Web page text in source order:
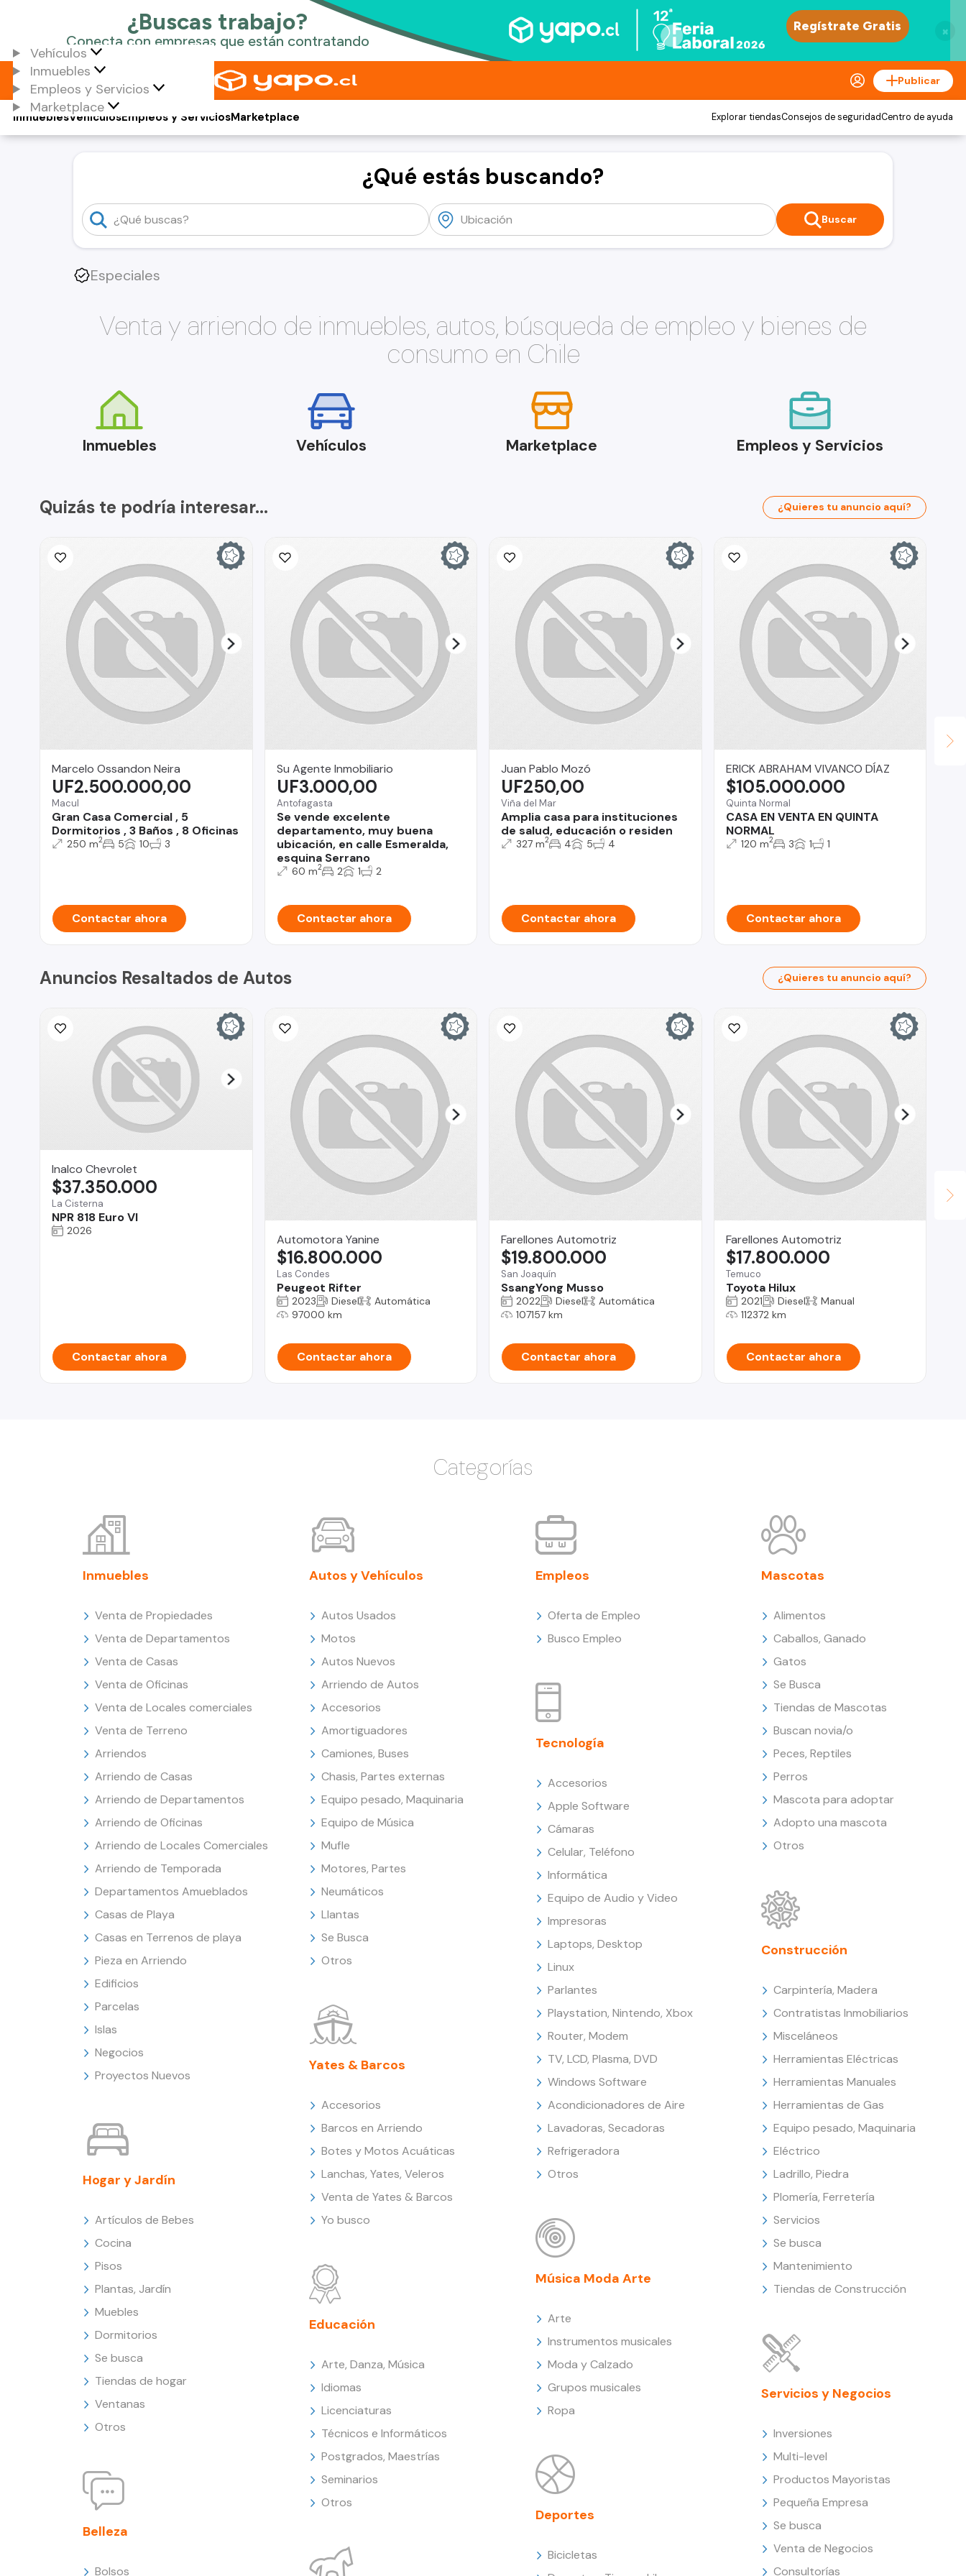
×
Vehículos
Inmuebles
Empleos y Servicios
Marketplace
Publicar
Vehículos
Inmuebles Empleos y ServiciosMarketplace Explorar tiendasConsejos de seguridadCentro de ayuda
¿Qué estás buscando?
Buscar
Especiales
Venta y arriendo de inmuebles, autos, búsqueda de empleo y bienes de
consumo en Chile
Inmuebles Vehículos Marketplace Empleos y Servicios
Quizás te podría interesar... ¿Quieres tu anuncio aquí?
Marcelo Ossandon Neira
Macul
Gran Casa Comercial , 5
Dormitorios , 3 Baños , 8 Oficinas
UF2.500.000,00
250 m2 5 10 3
Contactar ahora
Su Agente Inmobiliario
Antofagasta
Se vende excelente
departamento, muy buena
ubicación, en calle Esmeralda,
esquina Serrano
UF3.000,00
60 m2 2 1 2
Contactar ahora
Juan Pablo Mozó
Viña del Mar
Amplia casa para instituciones
de salud, educación o residen
UF250,00
327 m2 4 5 4
Contactar ahora
ERICK ABRAHAM VIVANCO DÍAZ
Quinta Normal
CASA EN VENTA EN QUINTA
NORMAL
$105.000.000
120 m2 3 1 1
Contactar ahora
Anuncios Resaltados de Autos ¿Quieres tu anuncio aquí?
Inalco Chevrolet
La Cisterna
NPR 818 Euro VI
$37.350.000
2026
Contactar ahora
Automotora Yanine
Las Condes
Peugeot Rifter
$16.800.000
2023 Diesel
Automática
97000 km
Contactar ahora
Farellones Automotriz
San Joaquín
SsangYong Musso
$19.800.000
2022 Diesel
Automática
107157 km
Contactar ahora
Farellones Automotriz
Temuco
Toyota Hilux
$17.800.000
2021 Diesel
Manual
112372 km
Contactar ahora
Categorías
Inmuebles
Venta de Propiedades
Venta de Departamentos
Venta de Casas
Venta de Oficinas
Venta de Locales comerciales
Venta de Terreno
Arriendos
Arriendo de Casas
Arriendo de Departamentos
Arriendo de Oficinas
Arriendo de Locales Comerciales
Arriendo de Temporada
Departamentos Amueblados
Casas de Playa
Casas en Terrenos de playa
Pieza en Arriendo
Edificios
Parcelas
Islas
Negocios
Proyectos Nuevos
Hogar y Jardín
Artículos de Bebes
Cocina
Pisos
Plantas, Jardín
Muebles
Dormitorios
Se busca
Tiendas de hogar
Ventanas
Otros
Belleza
Bolsos
Autos y Vehículos
Autos Usados
Motos
Autos Nuevos
Arriendo de Autos
Accesorios
Amortiguadores
Camiones, Buses
Chasis, Partes externas
Equipo pesado, Maquinaria
Equipo de Música
Mufle
Motores, Partes
Neumáticos
Llantas
Se Busca
Otros
Yates & Barcos
Accesorios
Barcos en Arriendo
Botes y Motos Acuáticas
Lanchas, Yates, Veleros
Venta de Yates & Barcos
Yo busco
Educación
Arte, Danza, Música
Idiomas
Licenciaturas
Técnicos e Informáticos
Postgrados, Maestrías
Seminarios
Otros
Empleos
Oferta de Empleo
Busco Empleo
Tecnología
Accesorios
Apple Software
Cámaras
Celular, Teléfono
Informática
Equipo de Audio y Video
Impresoras
Laptops, Desktop
Linux
Parlantes
Playstation, Nintendo, Xbox
Router, Modem
TV, LCD, Plasma, DVD
Windows Software
Acondicionadores de Aire
Lavadoras, Secadoras
Refrigeradora
Otros
Música Moda Arte
Arte
Instrumentos musicales
Moda y Calzado
Grupos musicales
Ropa
Deportes
Bicicletas
Mascotas
Alimentos
Caballos, Ganado
Gatos
Se Busca
Tiendas de Mascotas
Buscan novia/o
Peces, Reptiles
Perros
Mascota para adoptar
Adopto una mascota
Otros
Construcción
Carpintería, Madera
Contratistas Inmobiliarios
Misceláneos
Herramientas Eléctricas
Herramientas Manuales
Herramientas de Gas
Equipo pesado, Maquinaria
Eléctrico
Ladrillo, Piedra
Plomería, Ferretería
Servicios
Se busca
Mantenimiento
Tiendas de Construcción
Servicios y Negocios
Inversiones
Multi-level
Productos Mayoristas
Pequeña Empresa
Se busca
Venta de Negocios
Consultorías